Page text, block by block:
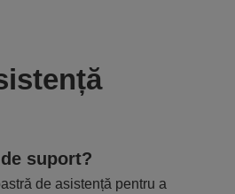
suport?
de asistență pentru a